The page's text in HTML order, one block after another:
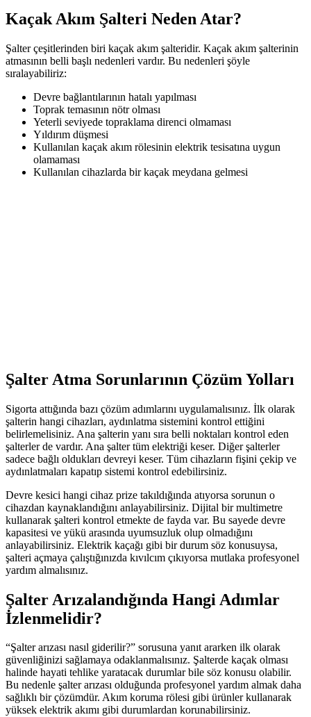
Kaçak Akım Şalteri Neden Atar?
Şalter çeşitlerinden biri kaçak akım şalteridir. Kaçak akım şalterinin
atmasının belli başlı nedenleri vardır. Bu nedenleri şöyle
sıralayabiliriz:
Devre bağlantılarının hatalı yapılması
Toprak temasının nötr olması
Yeterli seviyede topraklama direnci olmaması
Yıldırım düşmesi
Kullanılan kaçak akım rölesinin elektrik tesisatına uygun
olamaması
Kullanılan cihazlarda bir kaçak meydana gelmesi
Şalter Atma Sorunlarının Çözüm Yolları
Sigorta attığında bazı çözüm adımlarını uygulamalısınız. İlk olarak
şalterin hangi cihazları, aydınlatma sistemini kontrol ettiğini
belirlemelisiniz. Ana şalterin yanı sıra belli noktaları kontrol eden
şalterler de vardır. Ana şalter tüm elektriği keser. Diğer şalterler
sadece bağlı oldukları devreyi keser. Tüm cihazların fişini çekip ve
aydınlatmaları kapatıp sistemi kontrol edebilirsiniz.
Devre kesici hangi cihaz prize takıldığında atıyorsa sorunun o
cihazdan kaynaklandığını anlayabilirsiniz. Dijital bir multimetre
kullanarak şalteri kontrol etmekte de fayda var. Bu sayede devre
kapasitesi ve yükü arasında uyumsuzluk olup olmadığını
anlayabilirsiniz. Elektrik kaçağı gibi bir durum söz konusuysa,
şalteri açmaya çalıştığınızda kıvılcım çıkıyorsa mutlaka profesyonel
yardım almalısınız.
Şalter Arızalandığında Hangi Adımlar
İzlenmelidir?
“Şalter arızası nasıl giderilir?” sorusuna yanıt ararken ilk olarak
güvenliğinizi sağlamaya odaklanmalısınız. Şalterde kaçak olması
halinde hayati tehlike yaratacak durumlar bile söz konusu olabilir.
Bu nedenle şalter arızası olduğunda profesyonel yardım almak daha
sağlıklı bir çözümdür. Akım koruma rölesi gibi ürünler kullanarak
yüksek elektrik akımı gibi durumlardan korunabilirsiniz.